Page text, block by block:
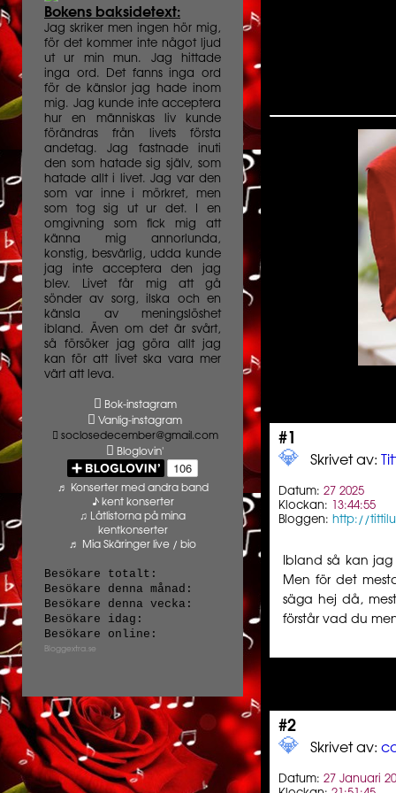
#1
💎️ ️️ Skrivet av:
Datum: 27 2025
Klockan:
13:44:55
Bloggen: http://
Ibland så kan
Men för det
säga hej då,
förstår vad du
#2
💎️ ️️ Skrivet av:
Datum: 27 Januari
Bokens baksidetext:
Jag skriker men ingen hör mig,
för det kommer inte något ljud
ut ur min mun. Jag hittade
inga ord. Det fanns inga ord
för de känslor jag hade inom
mig. Jag kunde inte acceptera
hur en människas liv kunde
förändras från livets första
andetag. Jag fastnade inuti
den som hatade sig själv, som
hatade allt i livet. Jag var den
som var inne i mörkret, men
som tog sig ut ur det. I en
omgivning som fick mig att
känna mig annorlunda,
konstig, besvärlig, udda kunde
jag inte acceptera den jag
blev. Livet får mig att gå
sönder av sorg, ilska och en
känsla av meningslöshet
ibland. Även om det är svårt,
så försöker jag göra allt jag
kan för att livet ska vara mer
värt att leva.
Bok-instagram
Vanlig-instagram
soclosedecember@gmail.com
Bloglovin'
♬ Konserter med andra band
♪ kent konserter
♫ Låtlistorna på mina
kentkonserter
♬ Mia Skäringer live / bio
Besökare totalt:
Besökare denna månad:
Besökare denna vecka:
Besökare idag:
Besökare online:
Bloggextra.se